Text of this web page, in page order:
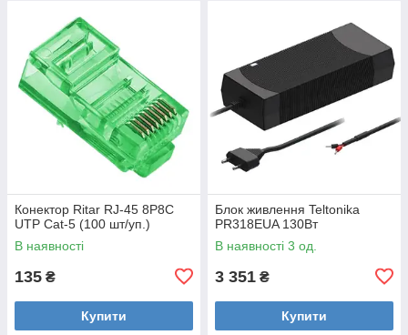
Конектор Ritar RJ-45 8P8C
UTP Cat-5 (100 шт/уп.)
В наявності
135 ₴
Купити
Блок живлення Teltonika
PR318EUA 130Вт
В наявності 3 од.
3 351 ₴
Купити